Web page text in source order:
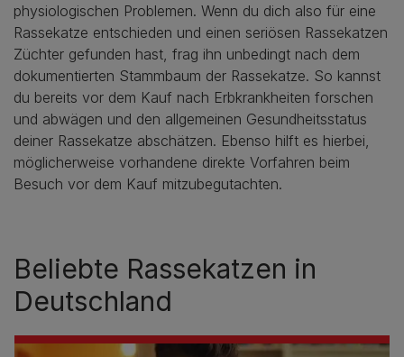
physiologischen Problemen. Wenn du dich also für eine
Rassekatze entschieden und einen seriösen Rassekatzen
Züchter gefunden hast, frag ihn unbedingt nach dem
dokumentierten Stammbaum der Rassekatze. So kannst
du bereits vor dem Kauf nach Erbkrankheiten forschen
und abwägen und den allgemeinen Gesundheitsstatus
deiner Rassekatze abschätzen. Ebenso hilft es hierbei,
möglicherweise vorhandene direkte Vorfahren beim
Besuch vor dem Kauf mitzubegutachten.
Beliebte Rassekatzen in
Deutschland